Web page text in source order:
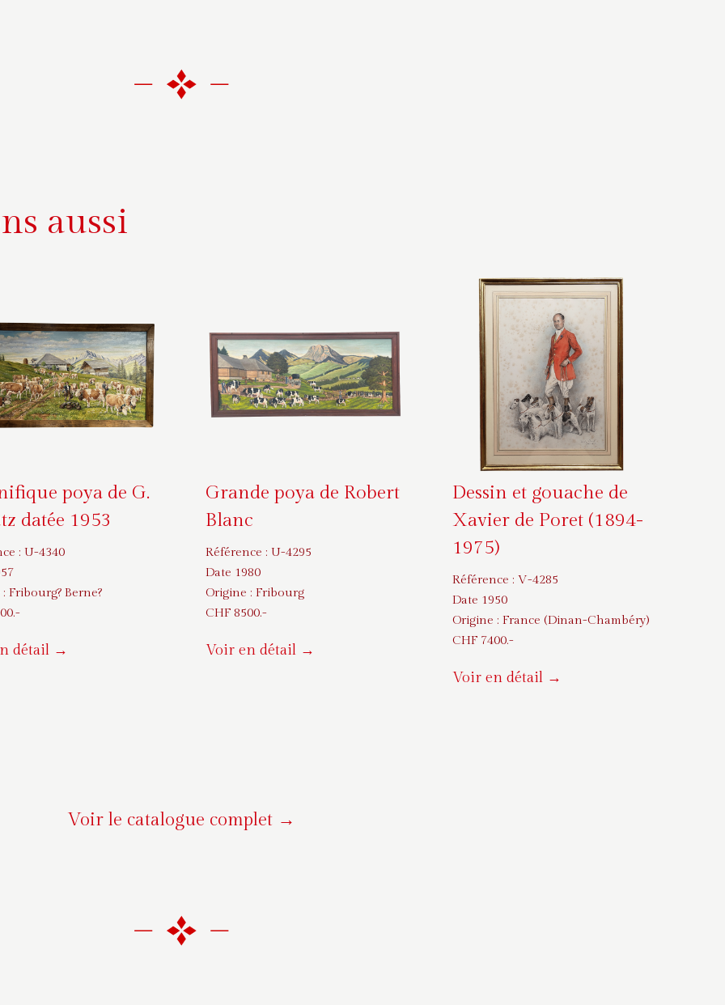
aussi
poya de G.
datée 1953
: U-4340
Fribourg? Berne?
.-
détail →
Grande poya de Robert
Blanc
Référence : U-4295
Date 1980
Origine : Fribourg
CHF 8500.-
Voir en détail →
Dessin et gouache de
Xavier de Poret (1894-
1975)
Référence : V-4285
Date 1950
Origine : France (Dinan-Chambéry)
CHF 7400.-
Voir en détail →
Voir le catalogue complet →